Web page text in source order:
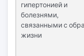
гипертонией и
болезнями,
связанными с
жизни